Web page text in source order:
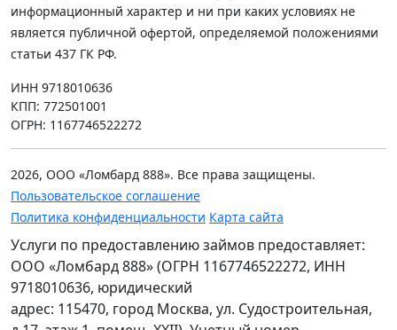
информационный характер и ни при каких условиях не
является публичной офертой, определяемой положениями
статьи 437 ГК РФ.
ИНН 9718010636
КПП: 772501001
ОГРН: 1167746522272
2026, ООО «Ломбард 888». Все права защищены.
Пользовательское соглашение
Политика конфиденциальности Карта сайта
Услуги по предоставлению займов предоставляет:
ООО «Ломбард 888» (ОГРН 1167746522272, ИНН
9718010636, юридический
адрес: 115470, город Москва, ул. Судостроительная,